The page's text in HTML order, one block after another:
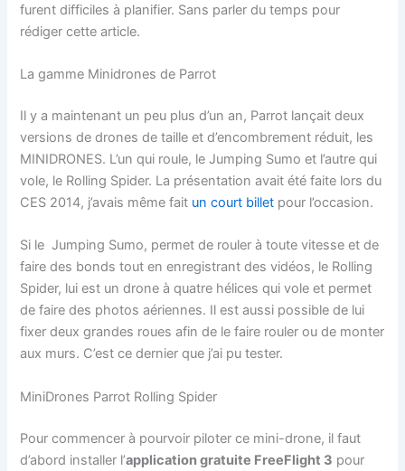
furent difficiles à planifier. Sans parler du temps pour
rédiger cette article.
La gamme Minidrones de Parrot
Il y a maintenant un peu plus d’un an, Parrot lançait deux
versions de drones de taille et d’encombrement réduit, les
MINIDRONES. L’un qui roule, le Jumping Sumo et l’autre qui
vole, le Rolling Spider. La présentation avait été faite lors du
CES 2014, j’avais même fait un court billet pour l’occasion.
Si le Jumping Sumo, permet de rouler à toute vitesse et de
faire des bonds tout en enregistrant des vidéos, le Rolling
Spider, lui est un drone à quatre hélices qui vole et permet
de faire des photos aériennes. Il est aussi possible de lui
fixer deux grandes roues afin de le faire rouler ou de monter
aux murs. C’est ce dernier que j’ai pu tester.
MiniDrones Parrot Rolling Spider
Pour commencer à pourvoir piloter ce mini-drone, il faut
d’abord installer l’application gratuite FreeFlight 3 pour